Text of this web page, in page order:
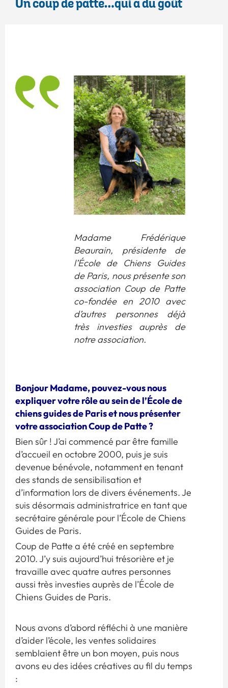
Un coup de patte…qui a du goût
Madame Frédérique
Beaurain, présidente de
l’École de Chiens Guides
de Paris, nous présente son
association Coup de Patte
co-fondée en 2010 avec
d’autres personnes déjà
très investies auprès de
notre association.
Bonjour Madame, pouvez-vous nous
expliquer votre rôle au sein de l’École de
chiens guides de Paris et nous présenter
votre association Coup de Patte ?
Bien sûr ! J’ai commencé par être famille
d’accueil en octobre 2000, puis je suis
devenue bénévole, notamment en tenant
des stands de sensibilisation et
d’information lors de divers événements. Je
suis désormais administratrice en tant que
secrétaire générale pour l’École de Chiens
Guides de Paris.
Coup de Patte a été créé en septembre
2010. J’y suis aujourd’hui trésorière et je
travaille avec quatre autres personnes
aussi très investies auprès de l’École de
Chiens Guides de Paris.
Nous avons d’abord réfléchi à une manière
d’aider l’école, les ventes solidaires
semblaient être un bon moyen, puis nous
avons eu des idées créatives au fil du temps
: